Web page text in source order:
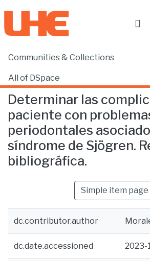
Communities & Collections
All of DSpace
Statistics
Home
Determinar las
paciente con
periodontales
síndrome de Sjögren.
bibliográfica.
Simple item page
dc.contributor.author
dc.date.accessioned 2023-